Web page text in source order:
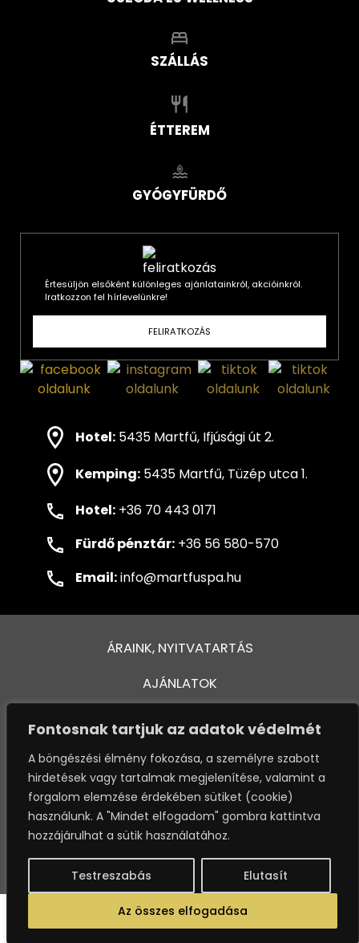
Fontosnak tartjuk az adatok védelmét
A böngészési élmény fokozása, a személyre szabott
hirdetések vagy tartalmak megjelenítése, valamint a
forgalom elemzése érdekében sütiket (cookie)
használunk. A "Mindet elfogadom" gombra kattintva
hozzájárulhat a sütik használatához.
Testreszabás Elutasít
Az összes elfogadása
SZÁLLÁS
ÉTTEREM
GYÓGYFÜRDŐ
Értesüljön elsőként különleges ajánlatainkról, akcióinkról.
Iratkozzon fel hírlevelünkre!
FELIRATKOZÁS
Hotel: 5435 Martfű, Ifjúsági út 2.
Kemping: 5435 Martfű, Tüzép utca 1.
Hotel: +36 70 443 0171
Fürdő pénztár: +36 56 580-570
Email:info@martfuspa.hu
ÁRAINK, NYITVATARTÁS
AJÁNLATOK
FÜRDŐ ÉS MEDENCÉK
KAPCSOLAT
VENDÉGTÁJÉKOZTATÓ
OSSZA MEG VÉLEMÉNYÉT
ADATKEZELÉSI SZABÁLYZAT
© 2019-2023. MARTFŰ HOTEL THERMAL SPA. MINDEN JOG FENNTARTVA!
- Fejlesztette:WEBPRO